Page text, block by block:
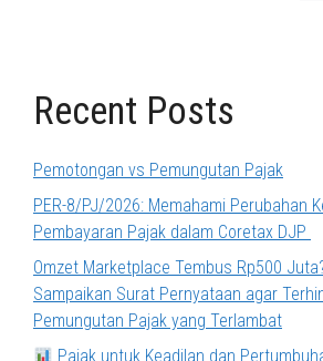
Recent Posts
Pemotongan vs Pemungutan Pajak
PER-8/PJ/2026: Memahami Perubahan
Pembayaran Pajak dalam Coretax DJP
Omzet Marketplace Tembus Rp500
Sampaikan Surat Pernyataan agar
Pemungutan Pajak yang Terlambat
Pajak untuk Keadilan dan